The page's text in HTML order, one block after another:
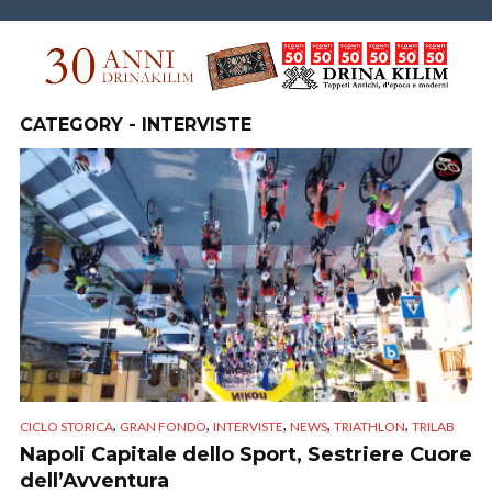
CATEGORY - INTERVISTE
CICLO STORICA, GRAN FONDO, INTERVISTE, NEWS, TRIATHLON, TRILAB
Napoli Capitale dello Sport, Sestriere Cuore
dell’Avventura